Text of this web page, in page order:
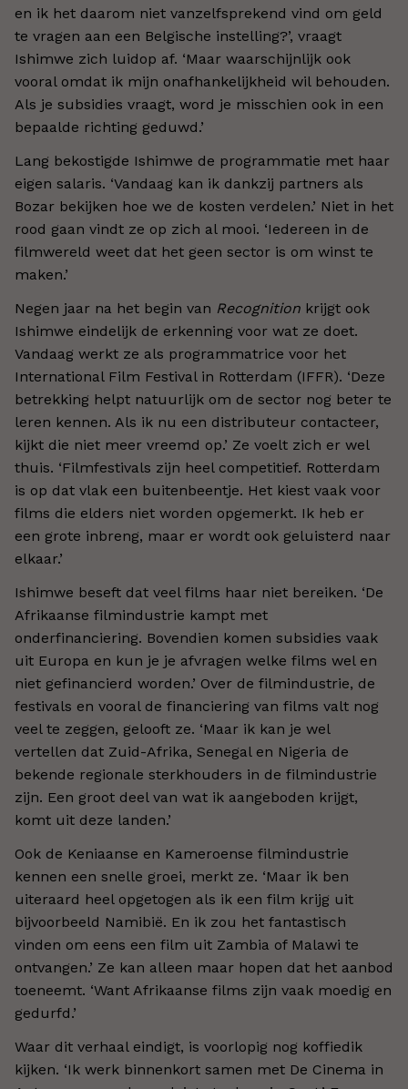
en ik het daarom niet vanzelfsprekend vind om geld
te vragen aan een Belgische instelling?’, vraagt
Ishimwe zich luidop af. ‘Maar waarschijnlijk ook
vooral omdat ik mijn onafhankelijkheid wil behouden.
Als je subsidies vraagt, word je misschien ook in een
bepaalde richting geduwd.’
Lang bekostigde Ishimwe de programmatie met haar
eigen salaris. ‘Vandaag kan ik dankzij partners als
Bozar bekijken hoe we de kosten verdelen.’ Niet in het
rood gaan vindt ze op zich al mooi. ‘Iedereen in de
filmwereld weet dat het geen sector is om winst te
maken.’
Negen jaar na het begin van Recognition krijgt ook
Ishimwe eindelijk de erkenning voor wat ze doet.
Vandaag werkt ze als programmatrice voor het
International Film Festival in Rotterdam (IFFR). ‘Deze
betrekking helpt natuurlijk om de sector nog beter te
leren kennen. Als ik nu een distributeur contacteer,
kijkt die niet meer vreemd op.’ Ze voelt zich er wel
thuis. ‘Filmfestivals zijn heel competitief. Rotterdam
is op dat vlak een buitenbeentje. Het kiest vaak voor
films die elders niet worden opgemerkt. Ik heb er
een grote inbreng, maar er wordt ook geluisterd naar
elkaar.’
Ishimwe beseft dat veel films haar niet bereiken. ‘De
Afrikaanse filmindustrie kampt met
onderfinanciering. Bovendien komen subsidies vaak
uit Europa en kun je je afvragen welke films wel en
niet gefinancierd worden.’ Over de filmindustrie, de
festivals en vooral de financiering van films valt nog
veel te zeggen, gelooft ze. ‘Maar ik kan je wel
vertellen dat Zuid-Afrika, Senegal en Nigeria de
bekende regionale sterkhouders in de filmindustrie
zijn. Een groot deel van wat ik aangeboden krijgt,
komt uit deze landen.’
Ook de Keniaanse en Kameroense filmindustrie
kennen een snelle groei, merkt ze. ‘Maar ik ben
uiteraard heel opgetogen als ik een film krijg uit
bijvoorbeeld Namibië. En ik zou het fantastisch
vinden om eens een film uit Zambia of Malawi te
ontvangen.’ Ze kan alleen maar hopen dat het aanbod
toeneemt. ‘Want Afrikaanse films zijn vaak moedig en
gedurfd.’
Waar dit verhaal eindigt, is voorlopig nog koffiedik
kijken. ‘Ik werk binnenkort samen met De Cinema in